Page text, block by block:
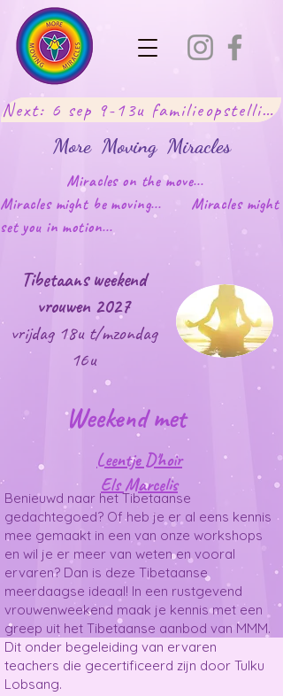
Next: 6 sep 9-13u familieopstellingen Lot
More Moving Miracles
Miracles on the move...
Miracles might be moving... Miracles might
set you in motion...
Tibetaans weekend
vrouwen 2027
vrijdag 18u t/mzondag
16u
Weekendmet
Benieuwd naar het Tibetaanse
gedachtegoed? Of heb je er al eens kennis
mee gemaakt in een van onze workshops
en wil je er meer van weten en vooral
ervaren? Dan is deze Tibetaanse
meerdaagse ideaal! In een rustgevend
vrouwenweekend maak je kennis met een
greep uit het Tibetaanse aanbod van MMM.
Dit onder begeleiding van ervaren
teachers die gecertificeerd zijn door Tulku
Lobsang.
Leentje D'hoir
Els Marcelis